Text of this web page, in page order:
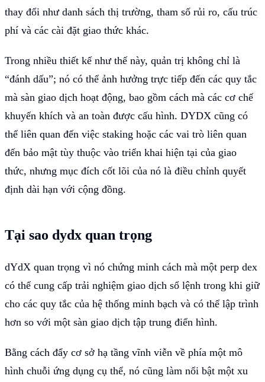
thay đổi như danh sách thị trường, tham số rủi ro, cấu trúc
phí và các cài đặt giao thức khác.
Trong nhiều thiết kế như thế này, quản trị không chỉ là
“đánh dấu”; nó có thể ảnh hưởng trực tiếp đến các quy tắc
mà sàn giao dịch hoạt động, bao gồm cách mà các cơ chế
khuyến khích và an toàn được cấu hình. DYDX cũng có
thể liên quan đến việc staking hoặc các vai trò liên quan
đến bảo mật tùy thuộc vào triển khai hiện tại của giao
thức, nhưng mục đích cốt lõi của nó là điều chỉnh quyết
định dài hạn với cộng đồng.
Tại sao dydx quan trọng
dYdX quan trọng vì nó chứng minh cách mà một perp dex
có thể cung cấp trải nghiệm giao dịch sổ lệnh trong khi giữ
cho các quy tắc của hệ thống minh bạch và có thể lập trình
hơn so với một sàn giao dịch tập trung điển hình.
Bằng cách đẩy cơ sở hạ tầng vĩnh viễn về phía một mô
hình chuỗi ứng dụng cụ thể, nó cũng làm nổi bật một xu